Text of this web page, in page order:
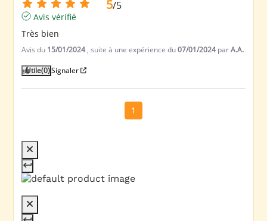
5/5
Avis vérifié
Très bien
Avis du 15/01/2024 , suite à une expérience du07/01/2024 parA.A.
Utile(0)Signaler
1